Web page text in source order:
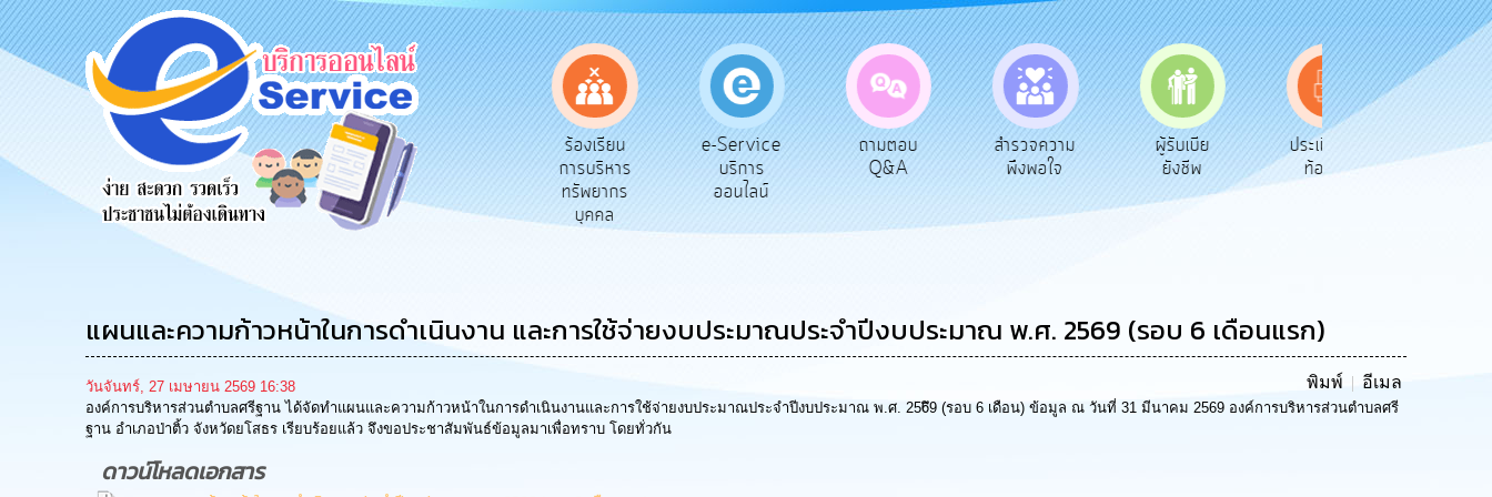
รับฟังความ
คิดเห็น
ประชาชน
ร้องเรียน
ร้องทุกข์
ร้องเรียน
การทุจริต
ร้องเรียน
การบริหาร
ทรัพยากร
บุคคล
e-Service
บริการ
ออนไลน์
ถามตอบ
Q&A
สำรวจความ
พึงพอใจ
ผู้รับเบีย
ยังชีพ
ประเมินภาษี
ท้องถิ่น
ทะเบียน
พาณิชย์
แผนและความก้าวหน้าในการดำเนินงาน และการใช้จ่ายงบประมาณประจำปีงบประมาณ พ.ศ. 2569 (รอบ 6 เดือนแรก)
วันจันทร์, 27 เมษายน 2569 16:38 พิมพ์ อีเมล
องค์การบริหารส่วนตำบลศรีฐาน ได้จัดทำแผนและความก้าวหน้าในการดำเนินงานและการใช้จ่ายงบประมาณประจำปีงบประมาณ พ.ศ. 256ึ9 (รอบ 6 เดือน) ข้อมูล ณ วันที่ 31 มีนาคม 2569 องค์การบริหารส่วนตำบลศรี
ฐาน อำเภอป่าติ้ว จังหวัดยโสธร เรียบร้อยแล้ว จึงขอประชาสัมพันธ์ข้อมูลมาเพื่อทราบ โดยทั่วกัน
ดาวน์โหลดเอกสาร